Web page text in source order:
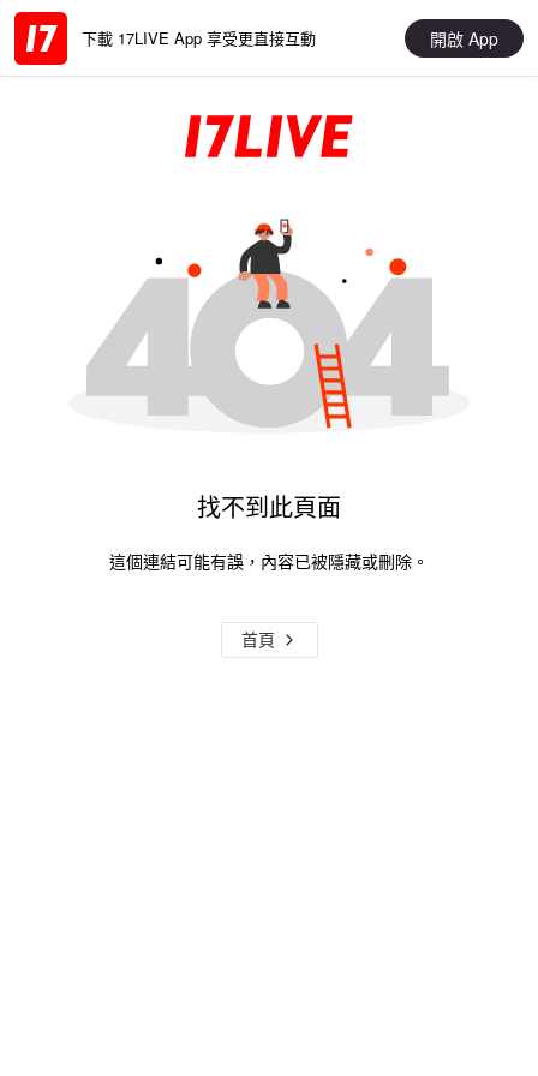
下載 17LIVE App 享受更直接互動 開啟 App
找不到此頁面
這個連結可能有誤，內容已被隱藏或刪除。
首頁